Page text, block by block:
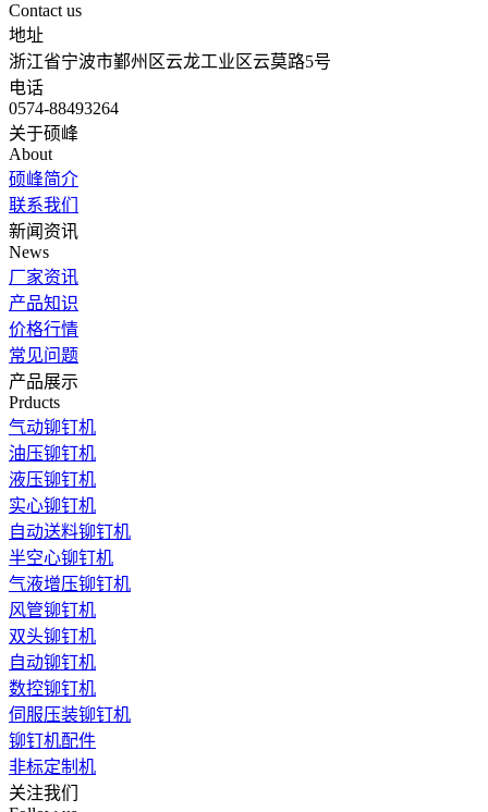
Contact us
地址
浙江省宁波市鄞州区云龙工业区云莫路5号
电话
0574-88493264
关于硕峰
About
硕峰简介
联系我们
新闻资讯
News
厂家资讯
产品知识
价格行情
常见问题
产品展示
Prducts
气动铆钉机
油压铆钉机
液压铆钉机
实心铆钉机
自动送料铆钉机
半空心铆钉机
气液增压铆钉机
风管铆钉机
双头铆钉机
自动铆钉机
数控铆钉机
伺服压装铆钉机
铆钉机配件
非标定制机
关注我们